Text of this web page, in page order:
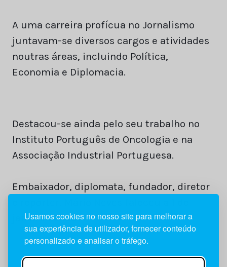
Usamos cookies no nosso site para melhorar a
sua experiência de utilizador, fornecer conteúdo
personalizado e analisar o tráfego.
A uma carreira profícua no Jornalismo
juntavam-se diversos cargos e atividades
noutras áreas, incluindo Política,
Economia e Diplomacia.
Destacou-se ainda pelo seu trabalho no
Instituto Português de Oncologia e na
Associação Industrial Portuguesa.
Embaixador, diplomata, fundador, diretor
janeiro de 1999.